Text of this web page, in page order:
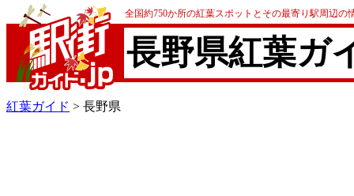
全国約750か所の紅葉スポットとその最寄り駅周辺の
長野県紅葉ガ
紅葉ガイド > 長野県